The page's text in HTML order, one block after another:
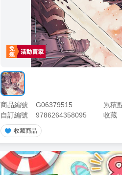
商品編號 G06379515 累積
自訂編號
9786264358095 收藏
收藏商品